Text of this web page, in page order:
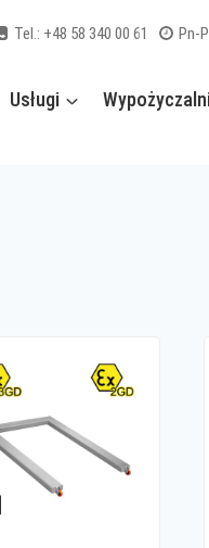
Tel.: +48 58 340 00 61 Pn-
Usługi